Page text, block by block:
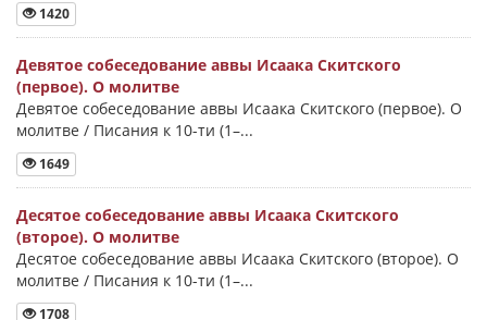
1420
Девятое собеседование аввы Исаака Скитского
(первое). О молитве
Девятое собеседование аввы Исаака Скитского (первое). О
молитве / Писания к 10-ти (1–...
1649
Десятое собеседование аввы Исаака Скитского
(второе). О молитве
Десятое собеседование аввы Исаака Скитского (второе). О
молитве / Писания к 10-ти (1–...
1708